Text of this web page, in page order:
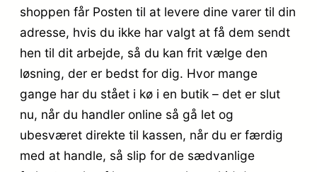
shoppen får Posten til at levere dine varer til din
adresse, hvis du ikke har valgt at få dem sendt
hen til dit arbejde, så du kan frit vælge den
løsning, der er bedst for dig. Hvor mange
gange har du stået i kø i en butik – det er slut
nu, når du handler online så gå let og
ubesværet direkte til kassen, når du er færdig
med at handle, så slip for de sædvanlige